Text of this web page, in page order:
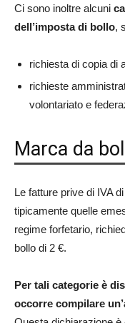
Ci sono inoltre alcuni
dell’imposta di bollo,
richiesta di copia di
richieste
volontariato e
Marca da
Le fatture prive di IVA
tipicamente quelle
regime forfetario,
bollo di 2 €.
Per tali categorie è
occorre compilare